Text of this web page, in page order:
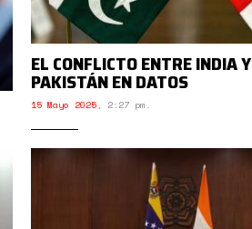
EL CONFLICTO ENTRE INDIA Y
PAKISTÁN EN DATOS
15 Mayo 2025, 2:27 pm.